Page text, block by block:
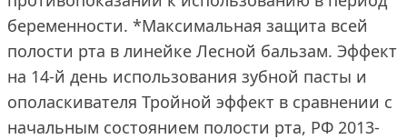
беременности. *Максимальная защита всей
полости рта в линейке Лесной бальзам. Эффект
на 14-й день использования зубной пасты и
ополаскивателя Тройной эффект в сравнении с
начальным состоянием полости рта, РФ 2013-